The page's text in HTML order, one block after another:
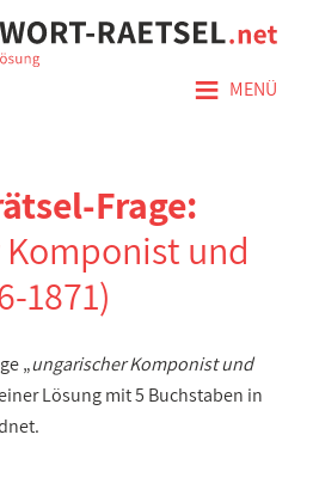
≡ MENÜ
Frage:
und
1871)
„ungarischer Komponist und
Lösung mit 5 Buchstaben in